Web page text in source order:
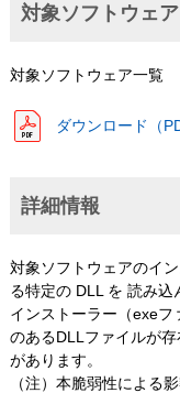
対象ソフトウェア
対象ソフトウェア一覧
ダウンロード（
詳細情報
対象ソフトウェアのイ
る特定の DLL を 読み込
インストーラー（exe
のあるDLLファイルが
があります。
（注）本脆弱性による